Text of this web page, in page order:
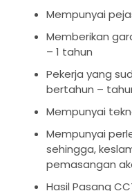
Mempunyai
Memberikan
– 1 tahun
Pekerja yang
bertahun –
Mempunyai
Mempunyai
sehingga,
pemasangan
Hasil Pasang